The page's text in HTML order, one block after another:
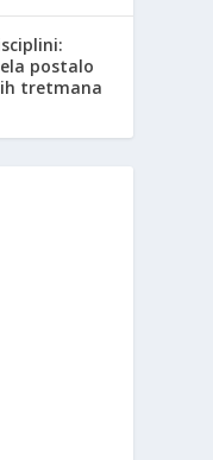
postalo
tretmana